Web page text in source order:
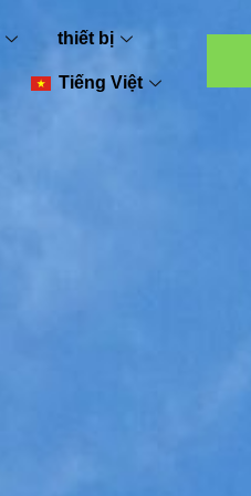
thiết bị
Tiếng Việt